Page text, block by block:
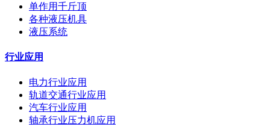
单作用千斤顶
各种液压机具
液压系统
行业应用
电力行业应用
轨道交通行业应用
汽车行业应用
轴承行业压力机应用